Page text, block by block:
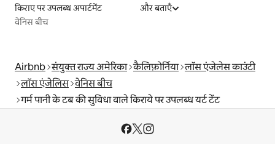
किराए पर उपलब्ध अपार्टमेंट
वेनिस बीच
और बताएँ
Airbnb संयुक्त राज्य अमेरिका कैलिफ़ोर्निया लॉस एंजेलेस काउंटी
लॉस एंजेलिस वेनिस बीच
गर्म पानी के टब की सुविधा वाले किराये पर उपलब्ध यर्ट टेंट